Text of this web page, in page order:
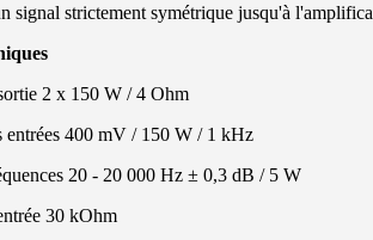
signal strictement symétrique jusqu'à
2 x 150 W / 4 Ohm
entrées 400 mV / 150 W / 1 kHz
20 - 20 000 Hz ± 0,3 dB / 5 W
30 kOhm